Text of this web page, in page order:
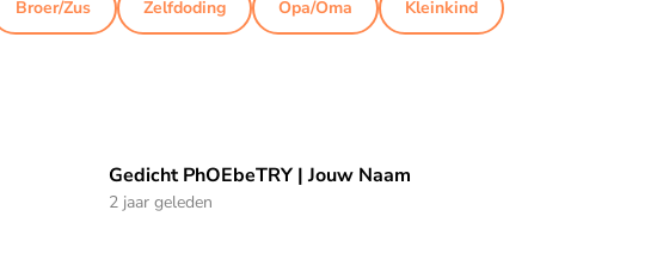
Broer/Zus Zelfdoding Opa/Oma Kleinkind
Gedicht PhOEbeTRY | Jouw Naam
Gedicht PhOEbeTRY | Jouw Naam
2 jaar geleden